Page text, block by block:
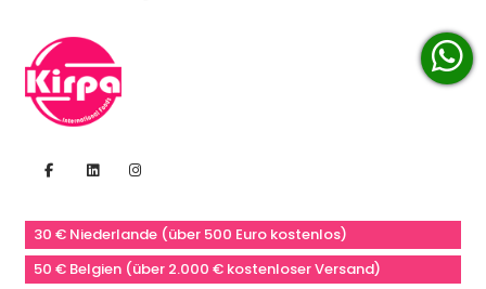
30 € Niederlande (über 500 Euro kostenlos)
50 € Belgien (über 2.000 € kostenloser Versand)